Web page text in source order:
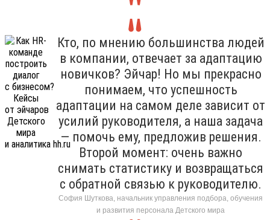
Кто, по мнению большинства людей
в компании, отвечает за адаптацию
новичков? Эйчар! Но мы прекрасно
понимаем, что успешность
адаптации на самом деле зависит от
усилий руководителя, а наша задача
— помочь ему, предложив решения.
Второй момент: очень важно
снимать статистику и возвращаться
с обратной связью к руководителю.
София Шуткова, начальник управления подбора, обучения
и развития персонала Детского мира